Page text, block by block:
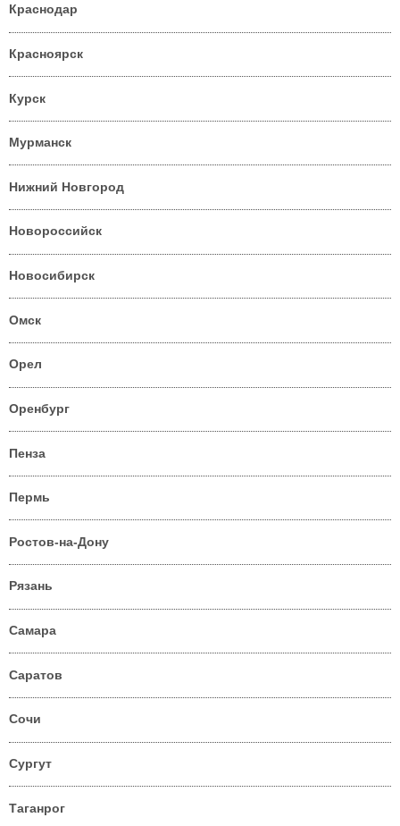
Краснодар
Красноярск
Курск
Мурманск
Нижний Новгород
Новороссийск
Новосибирск
Омск
Орел
Оренбург
Пенза
Пермь
Ростов-на-Дону
Рязань
Самара
Саратов
Сочи
Сургут
Таганрог